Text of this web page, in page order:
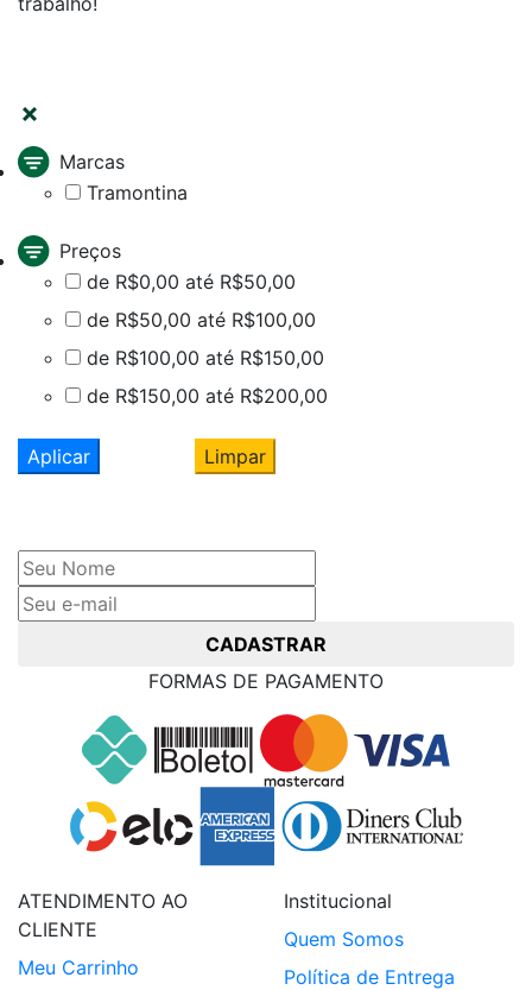
Marcas
Tramontina
Preços
de R$0,00 até R$50,00
de R$50,00 até R$100,00
de R$100,00 até R$150,00
de R$150,00 até R$200,00
Aplicar Limpar
CADASTRAR
FORMAS DE PAGAMENTO
ATENDIMENTO AO
CLIENTE
Meu Carrinho
Institucional
Quem Somos
Política de Entrega